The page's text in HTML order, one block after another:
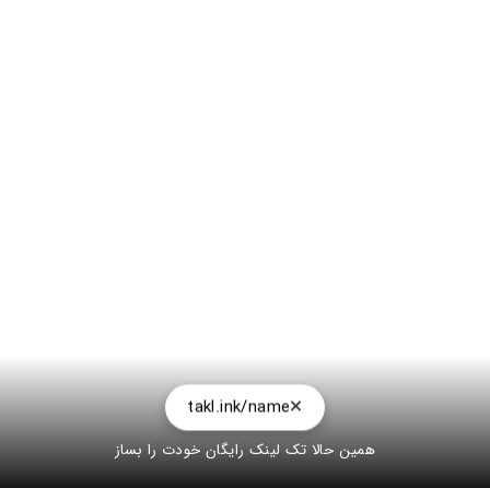
takl.ink/name
همین حالا تک لینک رایگان خودت را بساز